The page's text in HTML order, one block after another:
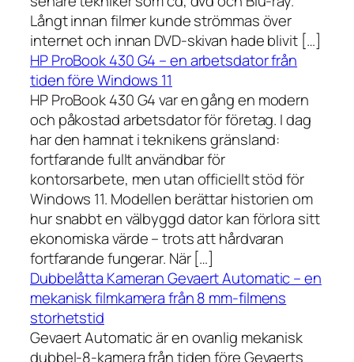
Långt innan filmer kunde strömmas över
internet och innan DVD-skivan hade blivit […]
HP ProBook 430 G4 – en arbetsdator från
tiden före Windows 11
HP ProBook 430 G4 var en gång en modern
och påkostad arbetsdator för företag. I dag
har den hamnat i teknikens gränsland:
fortfarande fullt användbar för
kontorsarbete, men utan officiellt stöd för
Windows 11. Modellen berättar historien om
hur snabbt en välbyggd dator kan förlora sitt
ekonomiska värde – trots att hårdvaran
fortfarande fungerar. När […]
Dubbelåtta Kameran Gevaert Automatic – en
mekanisk filmkamera från 8 mm-filmens
storhetstid
Gevaert Automatic är en ovanlig mekanisk
dubbel-8-kamera från tiden före Gevaerts